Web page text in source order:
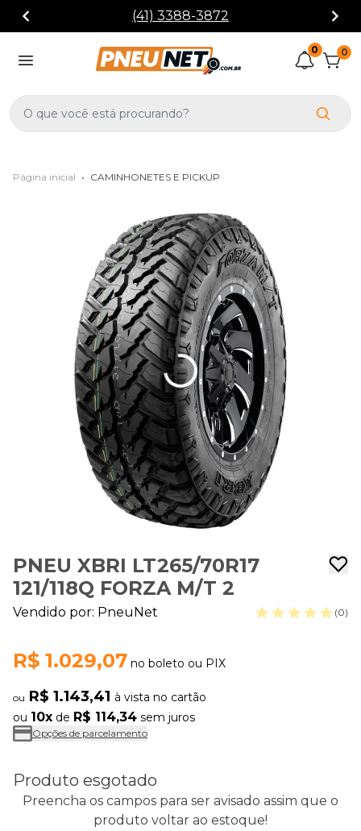
(41) 3388-3872
0 0
Página inicial • CAMINHONETES E PICKUP
PNEU XBRI LT265/70R17
121/118Q FORZA M/T 2
Vendido por: PneuNet (0)
R$ 1.029,07 no boleto ou PIX
ou R$ 1.143,41 à vista no cartão
ou 10x de R$ 114,34 sem juros
Opções de parcelamento
Produto esgotado
Preencha os campos para ser avisado assim que o
produto voltar ao estoque!